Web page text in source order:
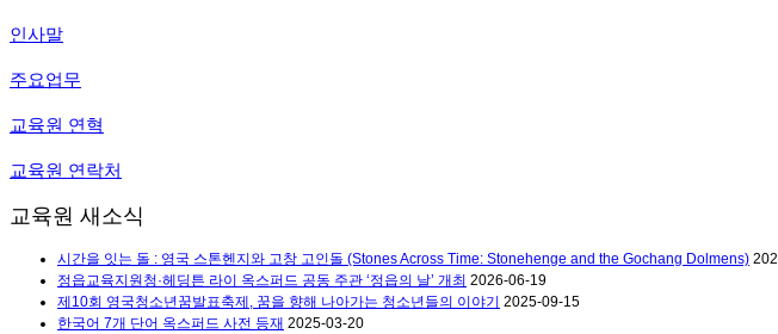
인사말
주요업무
교육원 연혁
교육원 연락처
교육원 새소식
시간을 잇는 돌 : 영국 스톤헨지와 고창 고인돌 (Stones Across Time: Stonehenge and the Gochang Dolmens)
정읍교육지원청·헤딩튼 라이 옥스퍼드 공동 주관 ‘정읍의 날’ 개최 2026-06-19
제10회 영국청소년꿈발표축제, 꿈을 향해 나아가는 청소년들의 이야기 2025-09-15
한국어 7개 단어 옥스퍼드 사전 등재 2025-03-20